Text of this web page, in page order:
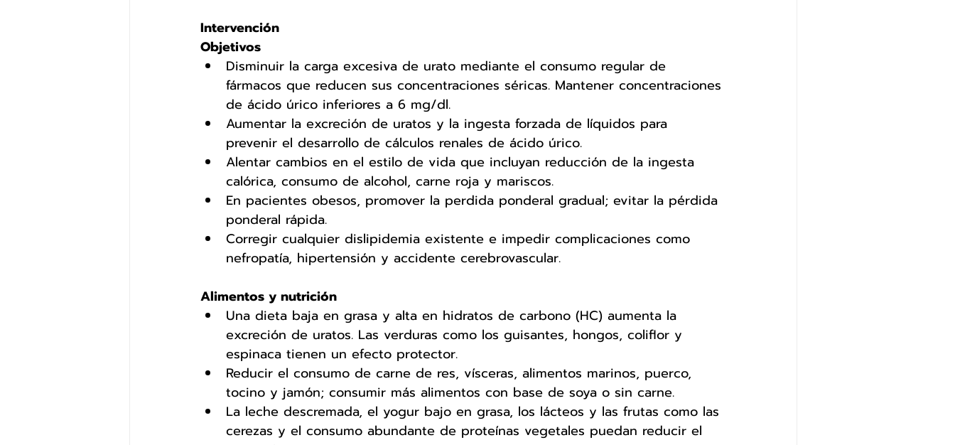
Intervención
Objetivos
Disminuir la carga excesiva de urato mediante el consumo regular de
fármacos que reducen sus concentraciones séricas. Mantener concentraciones
de ácido úrico inferiores a 6 mg/dl.
Aumentar la excreción de uratos y la ingesta forzada de líquidos para
prevenir el desarrollo de cálculos renales de ácido úrico.
Alentar cambios en el estilo de vida que incluyan reducción de la ingesta
calórica, consumo de alcohol, carne roja y mariscos.
En pacientes obesos, promover la perdida ponderal gradual; evitar la pérdida
ponderal rápida.
Corregir cualquier dislipidemia existente e impedir complicaciones como
nefropatía, hipertensión y accidente cerebrovascular.
Alimentos y nutrición
Una dieta baja en grasa y alta en hidratos de carbono (HC) aumenta la
excreción de uratos. Las verduras como los guisantes, hongos, coliflor y
espinaca tienen un efecto protector.
Reducir el consumo de carne de res, vísceras, alimentos marinos, puerco,
tocino y jamón; consumir más alimentos con base de soya o sin carne.
La leche descremada, el yogur bajo en grasa, los lácteos y las frutas como las
cerezas y el consumo abundante de proteínas vegetales puedan reducir el